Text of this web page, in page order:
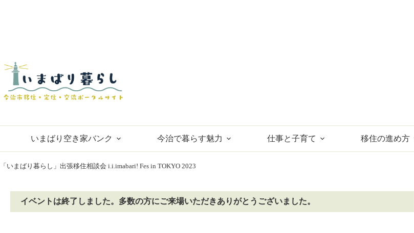
ス
プ
いまばり空き家バンク 今治で暮らす魅力 仕事と子育て 移住の進め方
「いまばり暮らし」出張移住相談会 i.i.imabari! Fes in TOKYO 2023
イベントは終了しました。多数の方にご来場いただきありがとうございました。